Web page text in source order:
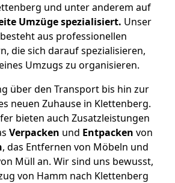
und unter anderem auf
Umzüge spezialisiert. Unser
aus professionellen
die sich darauf spezialisieren,
Umzugs zu organisieren.
über den Transport bis hin zur
neuen Zuhause in Klettenberg.
bieten auch Zusatzleistungen
Verpacken und Entpacken von
, das Entfernen von Möbeln und
Müll an. Wir sind uns bewusst,
von Hamm nach Klettenberg